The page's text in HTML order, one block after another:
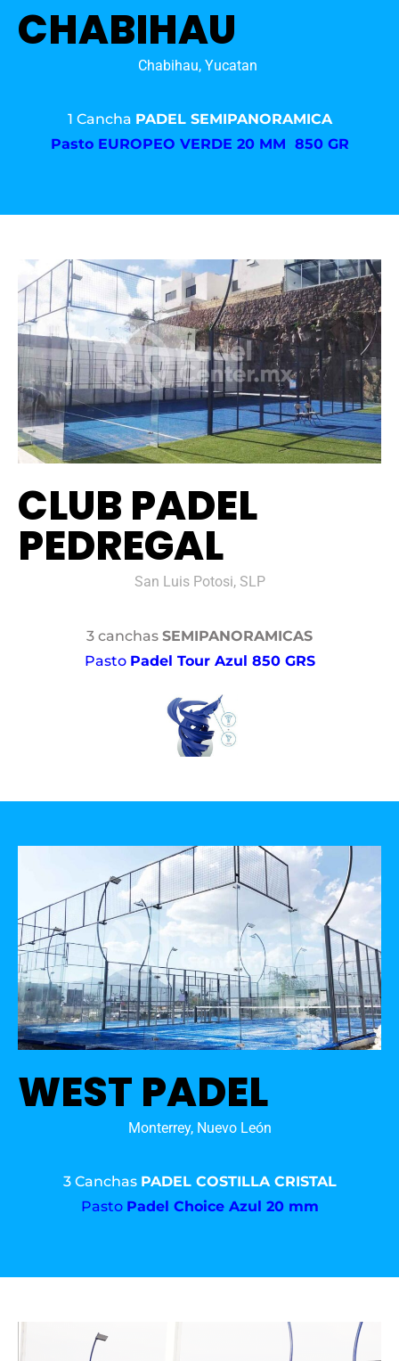
CHABIHAU
Chabihau, Yucatan
1 Cancha PADEL SEMIPANORAMICA
Pasto EUROPEO VERDE 20 MM 850 GR
CLUB PADEL
PEDREGAL
San Luis Potosi, SLP
3 canchas SEMIPANORAMICAS
Pasto Padel Tour Azul 850 GRS
WEST PADEL
Monterrey, Nuevo León
3 Canchas PADEL COSTILLA CRISTAL
Pasto Padel Choice Azul 20 mm